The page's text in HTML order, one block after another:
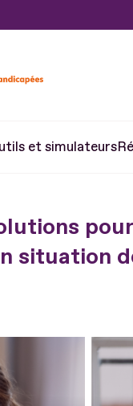
et simulateurs
pour
situation